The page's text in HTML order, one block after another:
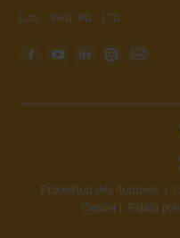
Lun. - ven. 8h - 17h
Trouvez nous sur :
Facebook
window
LinkedIn
window
Instagram
window
E-
new
Protection des données |
Cancer | Relais